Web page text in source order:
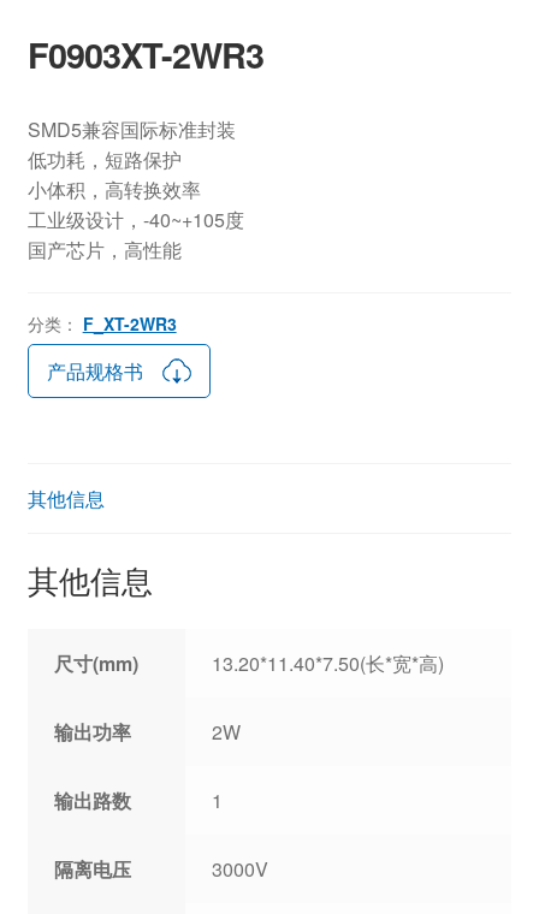
F0903XT-2WR3
SMD5兼容国际标准封装
低功耗，短路保护
小体积，高转换效率
工业级设计，-40~+105度
国产芯片，高性能
分类： F_XT-2WR3
产品规格书
其他信息
其他信息
尺寸(mm) 13.20*11.40*7.50(长*宽*高)
输出功率 2W
输出路数 1
隔离电压 3000V